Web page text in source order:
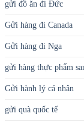
gửi đồ ăn đi Đức
Gửi hàng đi Canada
Gửi hàng đi Nga
gửi hàng thực phẩm
Gửi hành lý cá nhân
gửi quà quốc tế